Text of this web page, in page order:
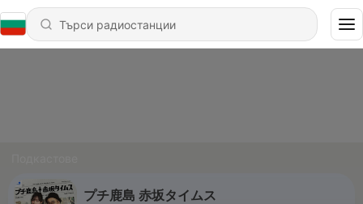
プチ鹿島 赤坂タイムス